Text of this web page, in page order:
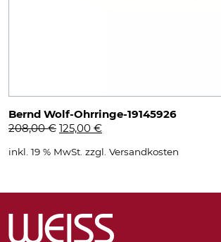
Bernd Wolf-Ohrringe-19145926
208,00€ Ursprünglicher
war:
125,00 €Aktueller
ist:
inkl. 19 % MwSt. zzgl. Versandkosten